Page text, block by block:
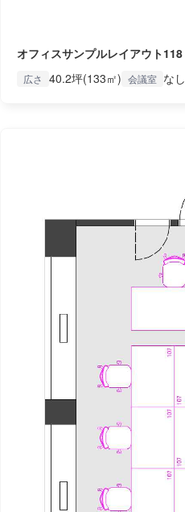
オフィスサンプルレイアウト118
広さ 40.2坪(133㎡) 会議室 なし